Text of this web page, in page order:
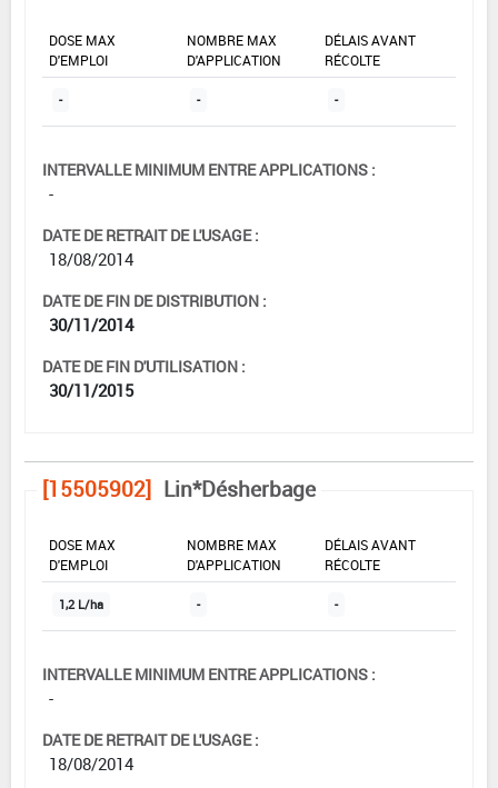
DOSE MAX
D'EMPLOI
NOMBRE MAX
D'APPLICATION
DÉLAIS AVANT
RÉCOLTE
- - -
INTERVALLE MINIMUM ENTRE APPLICATIONS :
-
DATE DE RETRAIT DE L'USAGE :
18/08/2014
DATE DE FIN DE DISTRIBUTION :
30/11/2014
DATE DE FIN D'UTILISATION :
30/11/2015
[15505902] Lin*Désherbage
DOSE MAX
D'EMPLOI
NOMBRE MAX
D'APPLICATION
DÉLAIS AVANT
RÉCOLTE
1,2 L/ha - -
INTERVALLE MINIMUM ENTRE APPLICATIONS :
-
DATE DE RETRAIT DE L'USAGE :
18/08/2014